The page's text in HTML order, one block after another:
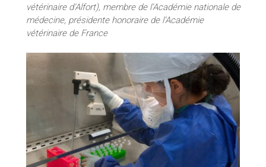
vétérinaire d’Alfort), membre de l’Académie nationale de
médecine, présidente honoraire de l’Académie
vétérinaire de France